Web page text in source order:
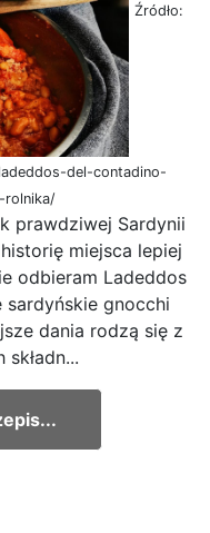
Źródło:
del-contadino-
rolnika/
prawdziwej Sardynii
miejsca lepiej
odbieram Ladeddos
sardyńskie gnocchi
dania rodzą się z